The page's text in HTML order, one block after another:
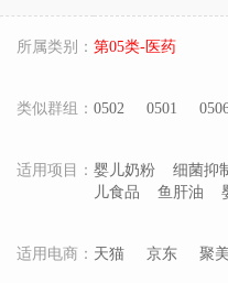
所属类别： 第05类-医药
类似群组： 0502 0501
适用项目： 婴儿奶粉 细菌抑
儿食品
鱼肝油
适用电商： 天猫 京东 聚